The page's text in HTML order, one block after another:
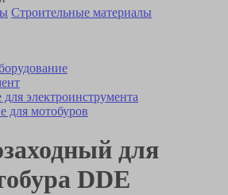
Строительные материалы
электроинструмента
для мотобуров
для
DDE